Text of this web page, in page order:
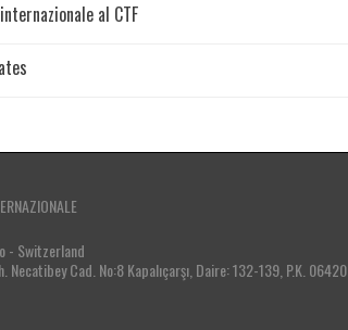
al CTF
- Switzerland
Necatibey Cad. No:8 Kapalıçarşı, Daire: 132-139, P.K. 06420